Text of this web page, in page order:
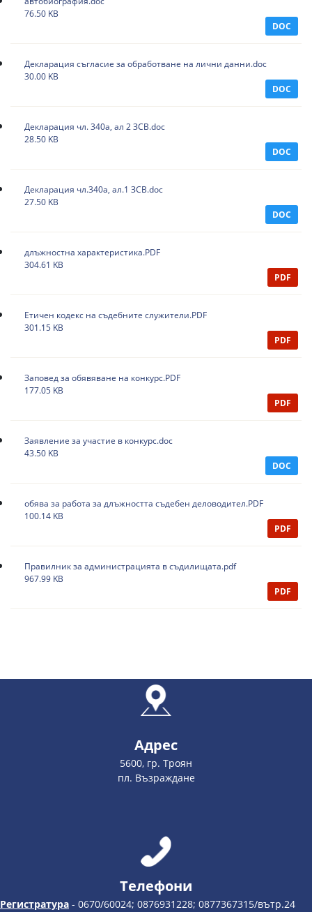
76.50 KB
DOC
Декларация съгласие за обработване на лични данни.doc
30.00 KB
DOC
Декларация чл. 340а, ал 2 ЗСВ.doc
28.50 KB
DOC
Декларация чл.340а, ал.1 ЗСВ.doc
27.50 KB
DOC
длъжностна характеристика.PDF
304.61 KB
PDF
Етичен кодекс на съдебните служители.PDF
301.15 KB
PDF
Заповед за обявяване на конкурс.PDF
177.05 KB
PDF
Заявление за участие в конкурс.doc
43.50 KB
DOC
обява за работа за длъжността съдебен деловодител.PDF
100.14 KB
PDF
Правилник за администрацията в съдилищата.pdf
967.99 KB
PDF
Адрес
5600, гр. Троян
пл. Възраждане
Телефони
Регистратура - 0670/60024; 0876931228; 0877367315/вътр.24